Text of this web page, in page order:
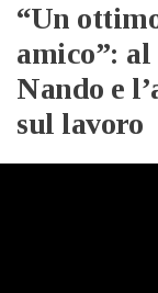
“Un
amico”:
Nando e
sul lavoro